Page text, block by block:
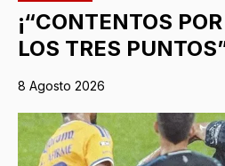
¡“CONTENTOS
LOS TRES
8 Agosto 2026